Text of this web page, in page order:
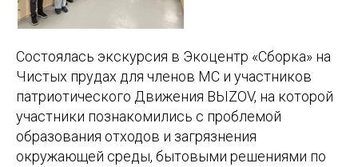
Состоялась экскурсия в Экоцентр «Сборка» на
Чистых прудах для членов МС и участников
патриотического Движения ВЫZOV, на которой
участники познакомились с проблемой
образования отходов и загрязнения
окружающей среды, бытовыми решениями по